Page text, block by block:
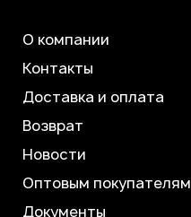
О компании
Контакты
Доставка и оплата
Возврат
Новости
Оптовым покупателям
Документы